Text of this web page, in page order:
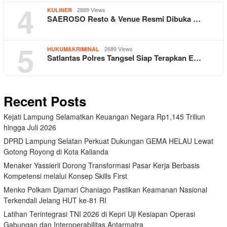
4
KULINER 2889 Views
SAEROSO Resto & Venue Resmi Dibuka …
5 HUKUM&KRIMINAL 2689 Views
Satlantas Polres Tangsel Siap Terapkan E…
Recent Posts
Kejati Lampung Selamatkan Keuangan Negara Rp1,145 Triliun
hingga Juli 2026
DPRD Lampung Selatan Perkuat Dukungan GEMA HELAU Lewat
Gotong Royong di Kota Kalianda
Menaker Yassierli Dorong Transformasi Pasar Kerja Berbasis
Kompetensi melalui Konsep Skills First
Menko Polkam Djamari Chaniago Pastikan Keamanan Nasional
Terkendali Jelang HUT ke-81 RI
Latihan Terintegrasi TNI 2026 di Kepri Uji Kesiapan Operasi
Gabungan dan Interoperabilitas Antarmatra